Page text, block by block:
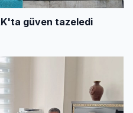
güven tazeledi